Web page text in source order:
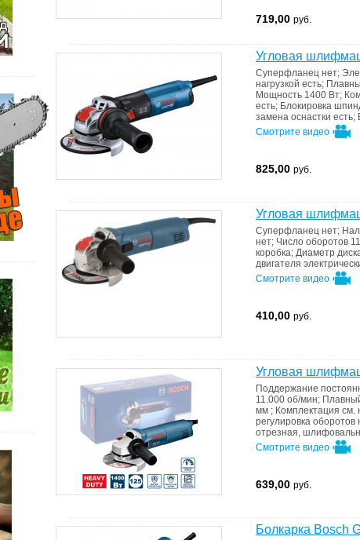
719,00 руб.
Угловая
Суперфланец нет;
нагрузкой есть;
Мощность 1400 Вт;
есть; Блокировка
замена оснастки есть;
Смотрите видео
825,00 руб.
Угловая
Суперфланец нет;
нет; Число оборотов
коробка; Диаметр
двигателя
Смотрите видео
410,00 руб.
Угловая
Поддержание
11.000 об/мин;
мм ; Комплектация см.
регулировка оборотов
отрезная,
Смотрите видео
639,00 руб.
Болкарка Bosch